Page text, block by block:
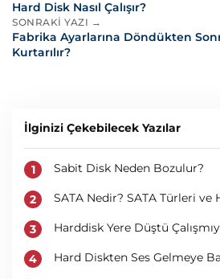
Hard Disk Nasıl Çalışır?
SONRAKI YAZI →
Fabrika Ayarlarına Döndükten
Kurtarılır?
İlginizi Çekebilecek Yazılar
Sabit Disk Neden Bozulur?
SATA Nedir? SATA Türleri ve
Harddisk Yere Düştü
Hard Diskten Ses Gelmeye